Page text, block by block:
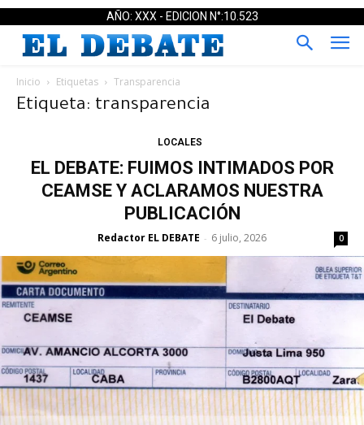
AÑO: XXX - EDICION N°:10.523
Inicio Etiquetas Transparencia
Etiqueta: transparencia
LOCALES
EL DEBATE: FUIMOS INTIMADOS POR
CEAMSE Y ACLARAMOS NUESTRA
PUBLICACIÓN
Redactor EL DEBATE - 6 julio, 2026 0